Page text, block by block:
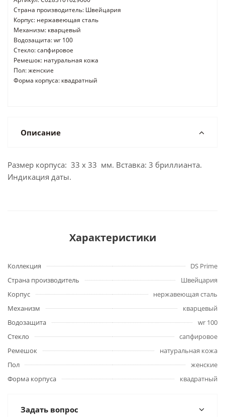
Страна производитель: Швейцария
Корпус: нержавеющая сталь
Механизм: кварцевый
Водозащита: wr 100
Стекло: сапфировое
Ремешок: натуральная кожа
Пол: женские
Форма корпуса: квадратный
Описание
Размер корпуса: 33 x 33 мм. Вставка: 3 бриллианта.
Индикация даты.
Характеристики
Коллекция
DS Prime
Страна производитель
Швейцария
Корпус
нержавеющая сталь
Механизм
кварцевый
Водозащита
wr 100
Стекло
сапфировое
Ремешок
натуральная кожа
Пол
женские
Форма корпуса
квадратный
Задать вопрос